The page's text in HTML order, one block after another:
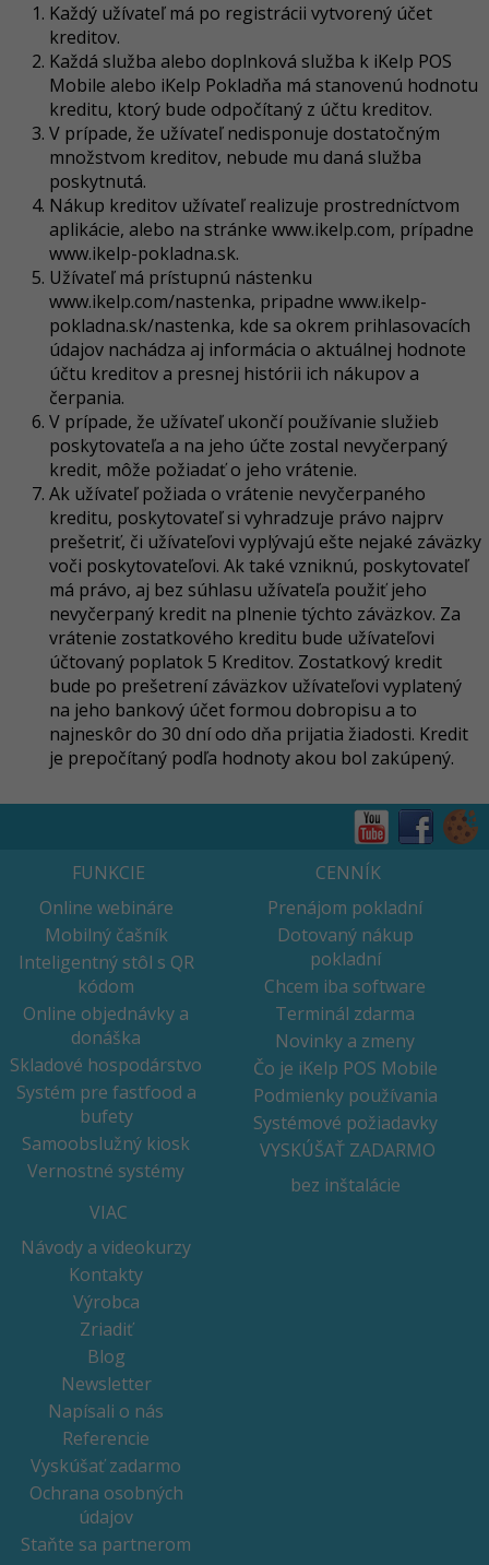
Každý užívateľ má po registrácii vytvorený účet
kreditov.
Každá služba alebo doplnková služba k iKelp POS
Mobile alebo iKelp Pokladňa má stanovenú hodnotu
kreditu, ktorý bude odpočítaný z účtu kreditov.
V prípade, že užívateľ nedisponuje dostatočným
množstvom kreditov, nebude mu daná služba
poskytnutá.
Nákup kreditov užívateľ realizuje prostredníctvom
aplikácie, alebo na stránke www.ikelp.com, prípadne
www.ikelp-pokladna.sk.
Užívateľ má prístupnú nástenku
www.ikelp.com/nastenka, pripadne www.ikelp-
pokladna.sk/nastenka, kde sa okrem prihlasovacích
údajov nachádza aj informácia o aktuálnej hodnote
účtu kreditov a presnej histórii ich nákupov a
čerpania.
V prípade, že užívateľ ukončí používanie služieb
poskytovateľa a na jeho účte zostal nevyčerpaný
kredit, môže požiadať o jeho vrátenie.
Ak užívateľ požiada o vrátenie nevyčerpaného
kreditu, poskytovateľ si vyhradzuje právo najprv
prešetriť, či užívateľovi vyplývajú ešte nejaké záväzky
voči poskytovateľovi. Ak také vzniknú, poskytovateľ
má právo, aj bez súhlasu užívateľa použiť jeho
nevyčerpaný kredit na plnenie týchto záväzkov. Za
vrátenie zostatkového kreditu bude užívateľovi
účtovaný poplatok 5 Kreditov. Zostatkový kredit
bude po prešetrení záväzkov užívateľovi vyplatený
na jeho bankový účet formou dobropisu a to
najneskôr do 30 dní odo dňa prijatia žiadosti. Kredit
je prepočítaný podľa hodnoty akou bol zakúpený.
FUNKCIE
Online webináre
Mobilný čašník
Inteligentný stôl s QR
kódom
Online objednávky a
donáška
Skladové hospodárstvo
Systém pre fastfood a
bufety
Samoobslužný kiosk
Vernostné systémy
CENNÍK
Prenájom pokladní
Dotovaný nákup
pokladní
Chcem iba software
Terminál zdarma
Novinky a zmeny
Čo je iKelp POS Mobile
Podmienky používania
Systémové požiadavky
VYSKÚŠAŤ ZADARMO
bez inštalácie
VIAC
Návody a videokurzy
Kontakty
Výrobca
Zriadiť
Blog
Newsletter
Napísali o nás
Referencie
Vyskúšať zadarmo
Ochrana osobných
údajov
Staňte sa partnerom